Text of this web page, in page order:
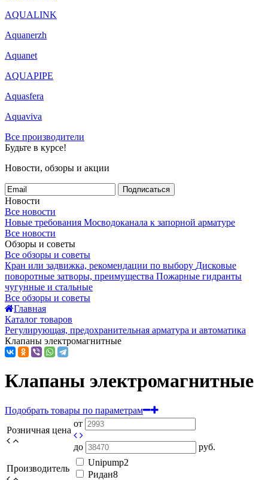
AQUALINK
Aquanerzh
Aquanet
AQUAPIPE
Aquasfera
Aquaviva
Все производители
Будьте в курсе!
Новости, обзоры и акции
Подписаться
Новости
Все новости
Новые требования Мосводоканала к запорной арматуре
Все новости
Обзоры и советы
Все обзоры и советы
Кран или задвижка, рекомендации по выбору Дисковые
поворотные затворы, преимущества Пожарные гидранты
чугунные и стальные
Все обзоры и советы
Главная
Каталог товаров
Регулирующая, предохранительная арматура и автоматика
Клапаны электромагнитные
Клапаны электромагнитные
Подобрать товары по параметрам
Розничная цена
от
до руб.
Производитель
Unipump2
Ридан8